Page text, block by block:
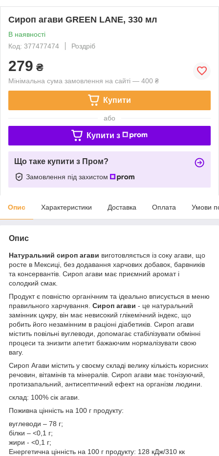
Сироп агави GREEN LANE, 330 мл
В наявності
Код: 377477474
Роздріб
279 ₴
Мінімальна сума замовлення на сайті — 400 ₴
Купити
або
Купити з
Що таке купити з Пром?
Замовлення під захистом
Опис Характеристики Доставка Оплата Умови
Опис
Натуральний сироп агави виготовляється із соку агави, що
росте в Мексиці, без додавання харчових добавок, барвників
та консервантів. Сироп агави має приємний аромат і
солодкий смак.
Продукт є повністю органічним та ідеально вписується в меню
правильного харчування. Сироп агави - це натуральний
замінник цукру, він має невисокий глікемічний індекс, що
робить його незамінним в раціоні діабетиків. Сироп агави
містить повільні вуглеводи, допомагає стабілізувати обмінні
процеси та знизити апетит бажаючим нормалізувати свою
вагу.
Сироп Агави містить у своєму складі велику кількість корисних
речовин, вітамінів та мінералів. Сироп агави має тонізуючий,
протизапальний, антисептичний ефект на організм людини.
склад: 100% сік агави.
Поживна цінність на 100 г продукту:
вуглеводи – 78 г;
білки – <0,1 г;
жири - <0,1 г;
Енергетична цінність на 100 г продукту: 128 кДж/310 кк